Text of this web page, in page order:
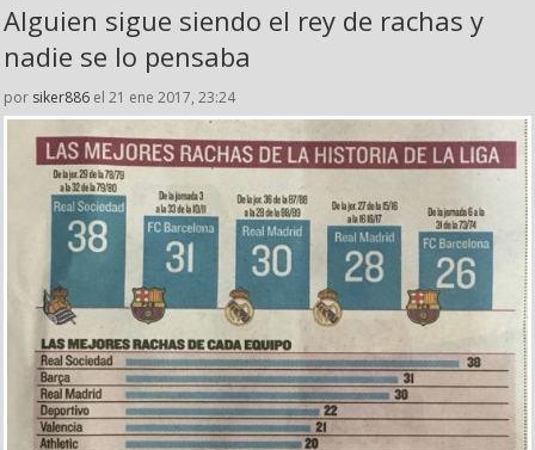
Alguien sigue siendo el rey de rachas y
nadie se lo pensaba
por siker886 el 21 ene 2017, 23:24